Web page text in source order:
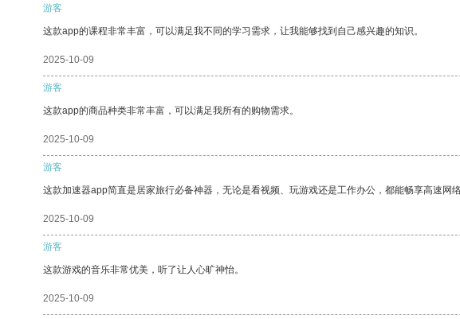
游客
这款app的课程非常丰富，可以满足我不同的学习需求，让我能够找到自己感兴趣的知识。
2025-10-09
游客
这款app的商品种类非常丰富，可以满足我所有的购物需求。
2025-10-09
游客
这款加速器app简直是居家旅行必备神器，无论是看视频、玩游戏还是工作办公，都能畅享高速网
2025-10-09
游客
这款游戏的音乐非常优美，听了让人心旷神怡。
2025-10-09